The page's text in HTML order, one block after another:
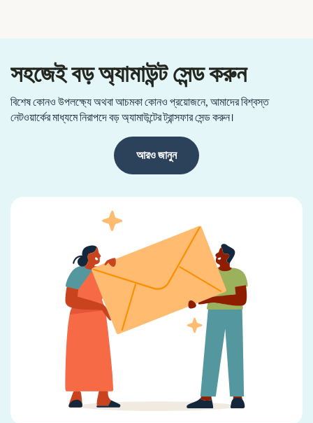
সহজেই বড় অ্যামাউন্ট সেন্ড করুন
বিশেষ কোনও উপলক্ষ্যে অথবা আচমকা কোনও প্রয়োজনে, আমাদের বিশ্বস্ত
নেটওয়ার্কের মাধ্যমে নিরাপদে বড় অ্যামাউন্টের ট্রান্সফার সেন্ড করুন।
আরও জানুন